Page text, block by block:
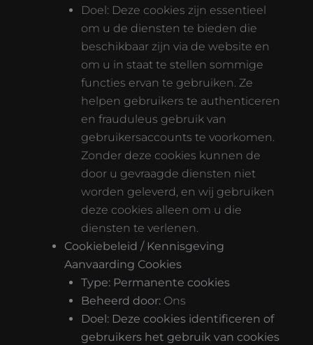
Doel: Deze cookies zijn essentieel
om u de diensten te bieden die
beschikbaar zijn via de website en
om u in staat te stellen sommige
functies ervan te gebruiken. Ze
helpen gebruikers te authenticeren
en frauduleus gebruik van
gebruikersaccounts te voorkomen.
Zonder deze cookies kunnen de
door u gevraagde diensten niet
worden geleverd, en wij gebruiken
deze cookies alleen om u die
diensten te verlenen.
Cookiebeleid / Kennisgeving
Aanvaarding Cookies
Type: Permanente cookies
Beheerd door: Ons
Doel: Deze cookies identificeren of
gebruikers het gebruik van cookies